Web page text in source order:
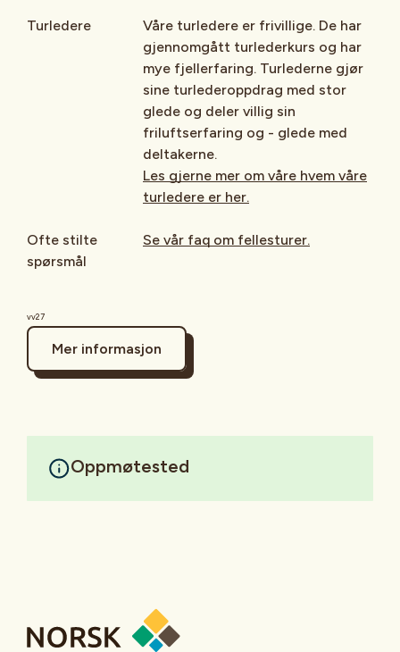
Turledere
Våre turledere er frivillige. De har
gjennomgått turlederkurs og har
mye fjellerfaring. Turlederne gjør
sine turlederoppdrag med stor
glede og deler villig sin
friluftserfaring og - glede med
deltakerne.
Les gjerne mer om våre hvem våre
turledere er her.
Ofte stilte
spørsmål
Se vår faq om fellesturer.
vv27
Mer informasjon
Oppmøtested